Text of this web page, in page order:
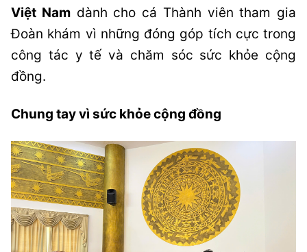
Việt Namdành cho cá Thành viên tham gia
Đoàn khám vì những đóng góp tích cực trong
công tác y tế và chăm sóc sức khỏe cộng
đồng.
Chung tay vì sức khỏe cộng đồng